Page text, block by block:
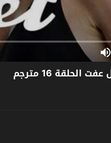
16 مترجم